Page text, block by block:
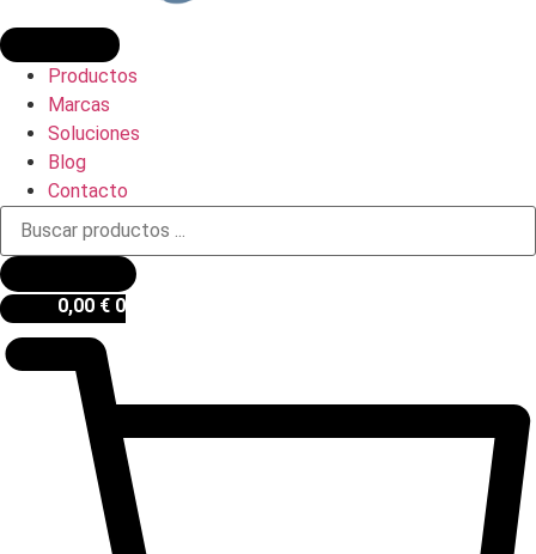
Productos
Marcas
Soluciones
Blog
Contacto
Búsqueda
productos
0,00 € 0